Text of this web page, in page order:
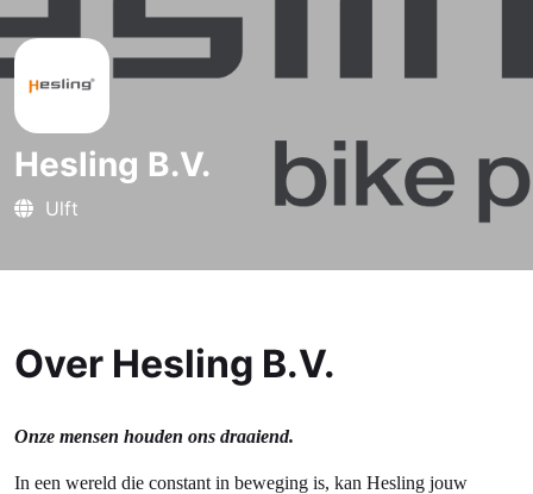
Hesling B.V.
Ulft
Over Hesling B.V.
Onze mensen houden ons draaiend.
In een wereld die constant in beweging is, kan Hesling jouw